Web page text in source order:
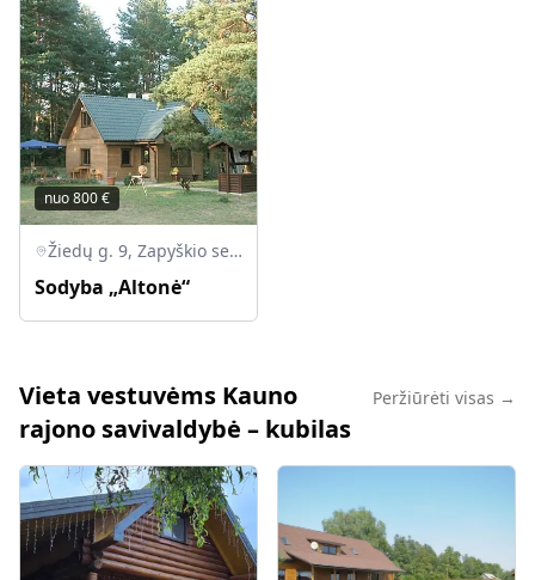
nuo800€
Žiedų g. 9, Zapyškio sen., Altoniškiai, Kauno r.
Sodyba „Altonė“
Vieta vestuvėms Kauno
rajono savivaldybė – kubilas
Peržiūrėti visas →